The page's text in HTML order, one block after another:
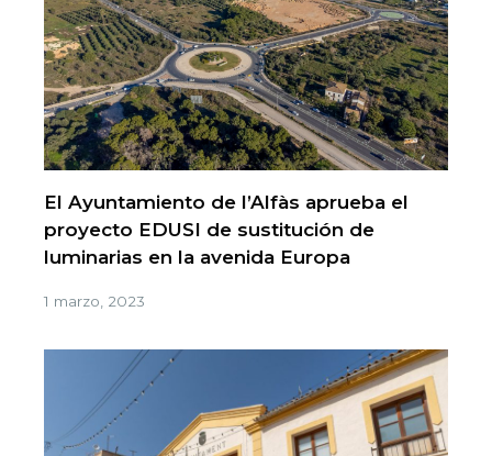
El Ayuntamiento de l’Alfàs aprueba el
proyecto EDUSI de sustitución de
luminarias en la avenida Europa
1 marzo, 2023